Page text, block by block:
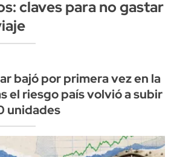
claves para no gastar
bajó por primera vez en la
el riesgo país volvió a subir
unidades